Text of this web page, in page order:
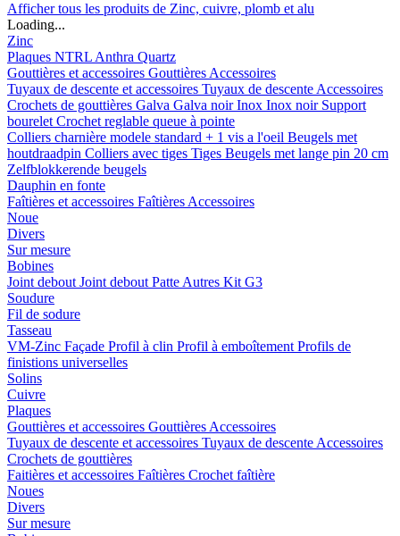
Afficher tous les produits de Zinc, cuivre, plomb et alu
Loading...
Zinc
Plaques NTRL Anthra Quartz
Gouttières et accessoires Gouttières Accessoires
Tuyaux de descente et accessoires Tuyaux de descente Accessoires
Crochets de gouttières Galva Galva noirInox Inox noir Support
bourelet Crochet reglable queue à pointe
Colliers charnière modele standard + 1 vis a l'oeil Beugels met
houtdraadpin Colliers avec tiges Tiges Beugels met lange pin 20 cm
Zelfblokkerende beugels
Dauphin en fonte
Faîtières et accessoires Faîtières Accessoires
Noue
Divers
Sur mesure
Bobines
Joint debout Joint debout Patte Autres Kit G3
Soudure
Fil de sodure
Tasseau
VM-Zinc Façade Profil à clin Profil à emboîtement Profils de
finistions universelles
Solins
Cuivre
Plaques
Gouttières et accessoires Gouttières Accessoires
Tuyaux de descente et accessoires Tuyaux de descente Accessoires
Crochets de gouttières
Faitières et accessoires Faîtières Crochet faîtière
Noues
Divers
Sur mesure